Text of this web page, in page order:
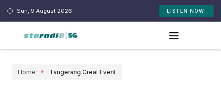
Sun, 9 August 2026 LISTEN NOW!
Home Tangerang Great Event